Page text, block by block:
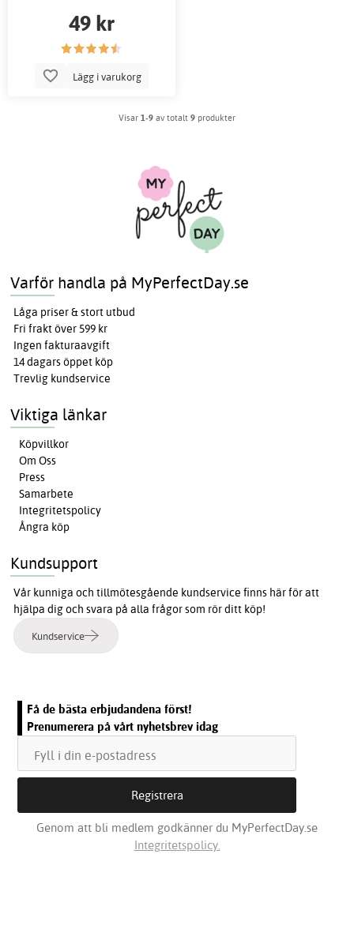
49 kr
Lägg i varukorg
Visar 1-9 av totalt 9 produkter
Varför handla på MyPerfectDay.se
Låga priser & stort utbud
Fri frakt över 599 kr
Ingen fakturaavgift
14 dagars öppet köp
Trevlig kundservice
Viktiga länkar
Köpvillkor
Om Oss
Press
Samarbete
Integritetspolicy
Ångra köp
Kundsupport
Vår kunniga och tillmötesgående kundservice finns här för att
hjälpa dig och svara på alla frågor som rör ditt köp!
Kundservice
Få de bästa erbjudandena först!
Prenumerera på vårt nyhetsbrev idag
Genom att bli medlem godkänner du MyPerfectDay.se
Integritetspolicy.